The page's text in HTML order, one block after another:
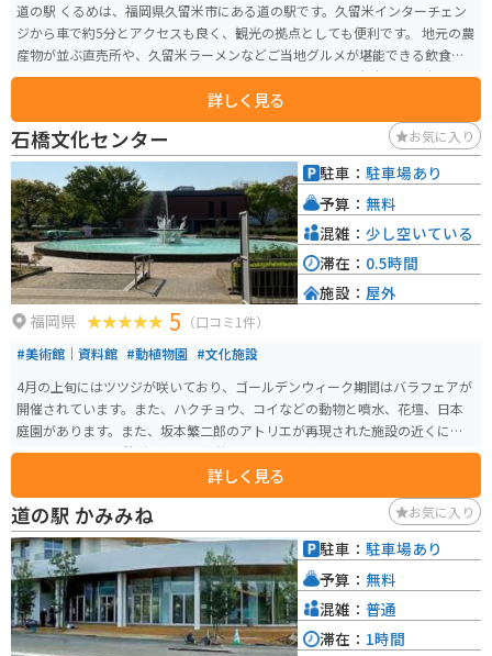
道の駅 くるめは、福岡県久留米市にある道の駅です。久留米インターチェン
ジから車で約5分とアクセスも良く、観光の拠点としても便利です。 地元の農
産物が並ぶ直売所や、久留米ラーメンなどご当地グルメが堪能できる飲食
店、お土産コーナーなどがあります。特に人気なのは、久留米市が日本一の
生産量を誇る「久留米絣」を使った製品です。 バイクで訪れる場合は、広い
駐車場があるので安心です。道の駅 くるめは、広々とした敷地で休憩しやす
く、ツーリング中のライダーにとっても優しいスポットと言えるでしょう。
周辺には、耳納連山の豊かな自然が広がっており、自然を感じながらツーリ
ングを楽しむことができます。また、久留米市は、ブリヂストンの創業地と
しても知られており、タイヤの歴史を学べる「ブリヂストン美術館」もおす
すめです。
詳しく見る
石橋文化センター お気に入り
福岡県 5 （口コミ1件）
#美術館｜資料館 #動植物園 #文化施設
4月の上旬にはツツジが咲いており、ゴールデンウィーク期間はバラフェアが
開催されています。また、ハクチョウ、コイなどの動物と噴水、花壇、日本
庭園があります。また、坂本繁二郎のアトリエが再現された施設の近くには
山小屋のような休憩所があり、森林のような雰囲気を味わえます。
詳しく見る
駐車： 駐車場あり
予算： 無料
混雑： 少し空いている
滞在： 0.5時間
施設： 屋外
道の駅 かみみね お気に入り
駐車： 駐車場あり
予算： 無料
混雑： 普通
滞在： 1時間